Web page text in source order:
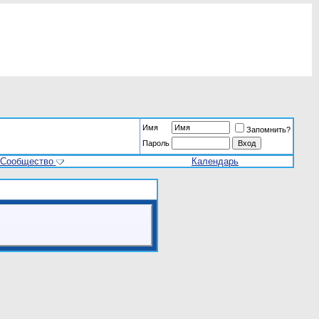
Имя
Запомнить?
Пароль
Сообщество Календарь